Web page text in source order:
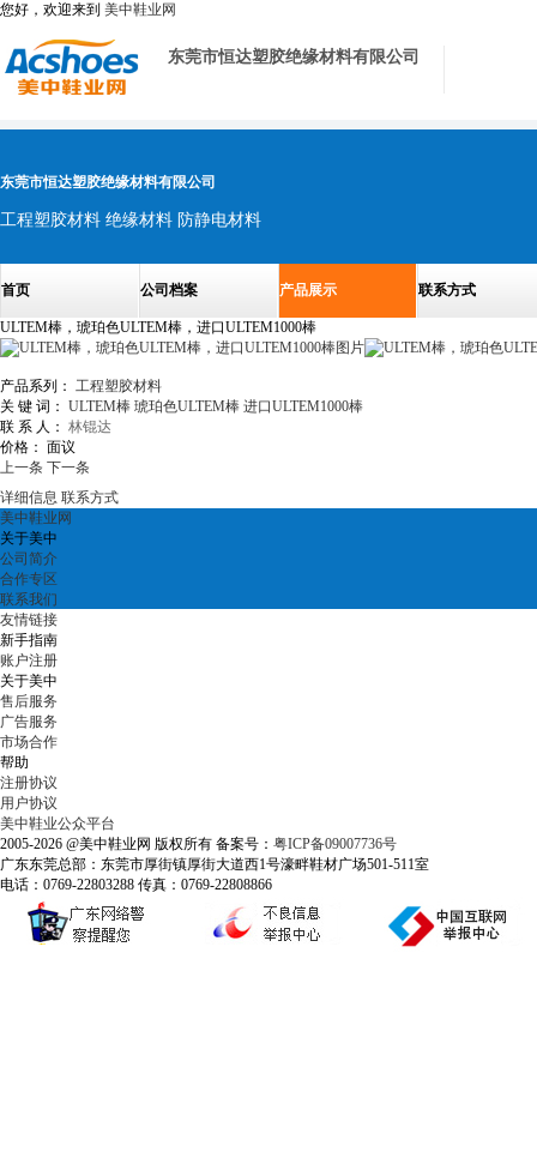
您好，欢迎来到 美中鞋业网
东莞市恒达塑胶绝缘材料有限公司
东莞市恒达塑胶绝缘材料有限公司
工程塑胶材料 绝缘材料 防静电材料
首页 公司档案 产品展示 联系方式
ULTEM棒，琥珀色ULTEM棒，进口ULTEM1000棒
产品系列： 工程塑胶材料
关 键 词： ULTEM棒 琥珀色ULTEM棒 进口ULTEM1000棒
联 系 人： 林锟达
价格： 面议
上一条 下一条
详细信息 联系方式
美中鞋业网
关于美中
公司简介
合作专区
联系我们
友情链接
新手指南
账户注册
关于美中
售后服务
广告服务
市场合作
帮助
注册协议
用户协议
美中鞋业公众平台
2005-2026 @美中鞋业网 版权所有 备案号： 粤ICP备09007736号
广东东莞总部：东莞市厚街镇厚街大道西1号濠畔鞋材广场501-511室
电话：0769-22803288 传真：0769-22808866